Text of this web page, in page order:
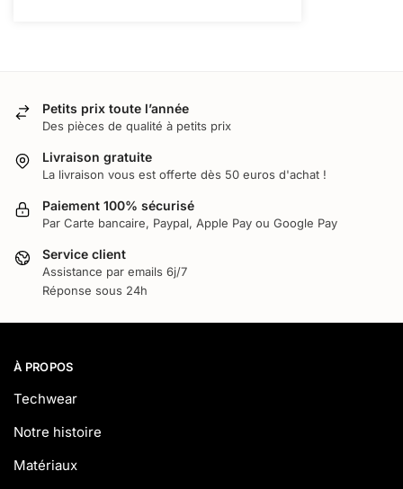
Petits prix toute l’année
Des pièces de qualité à petits prix
Livraison gratuite
La livraison vous est offerte dès 50 euros d'achat !
Paiement 100% sécurisé
Par Carte bancaire, Paypal, Apple Pay ou Google Pay
Service client
Assistance par emails 6j/7
Réponse sous 24h
À PROPOS
Techwear
Notre histoire
Matériaux